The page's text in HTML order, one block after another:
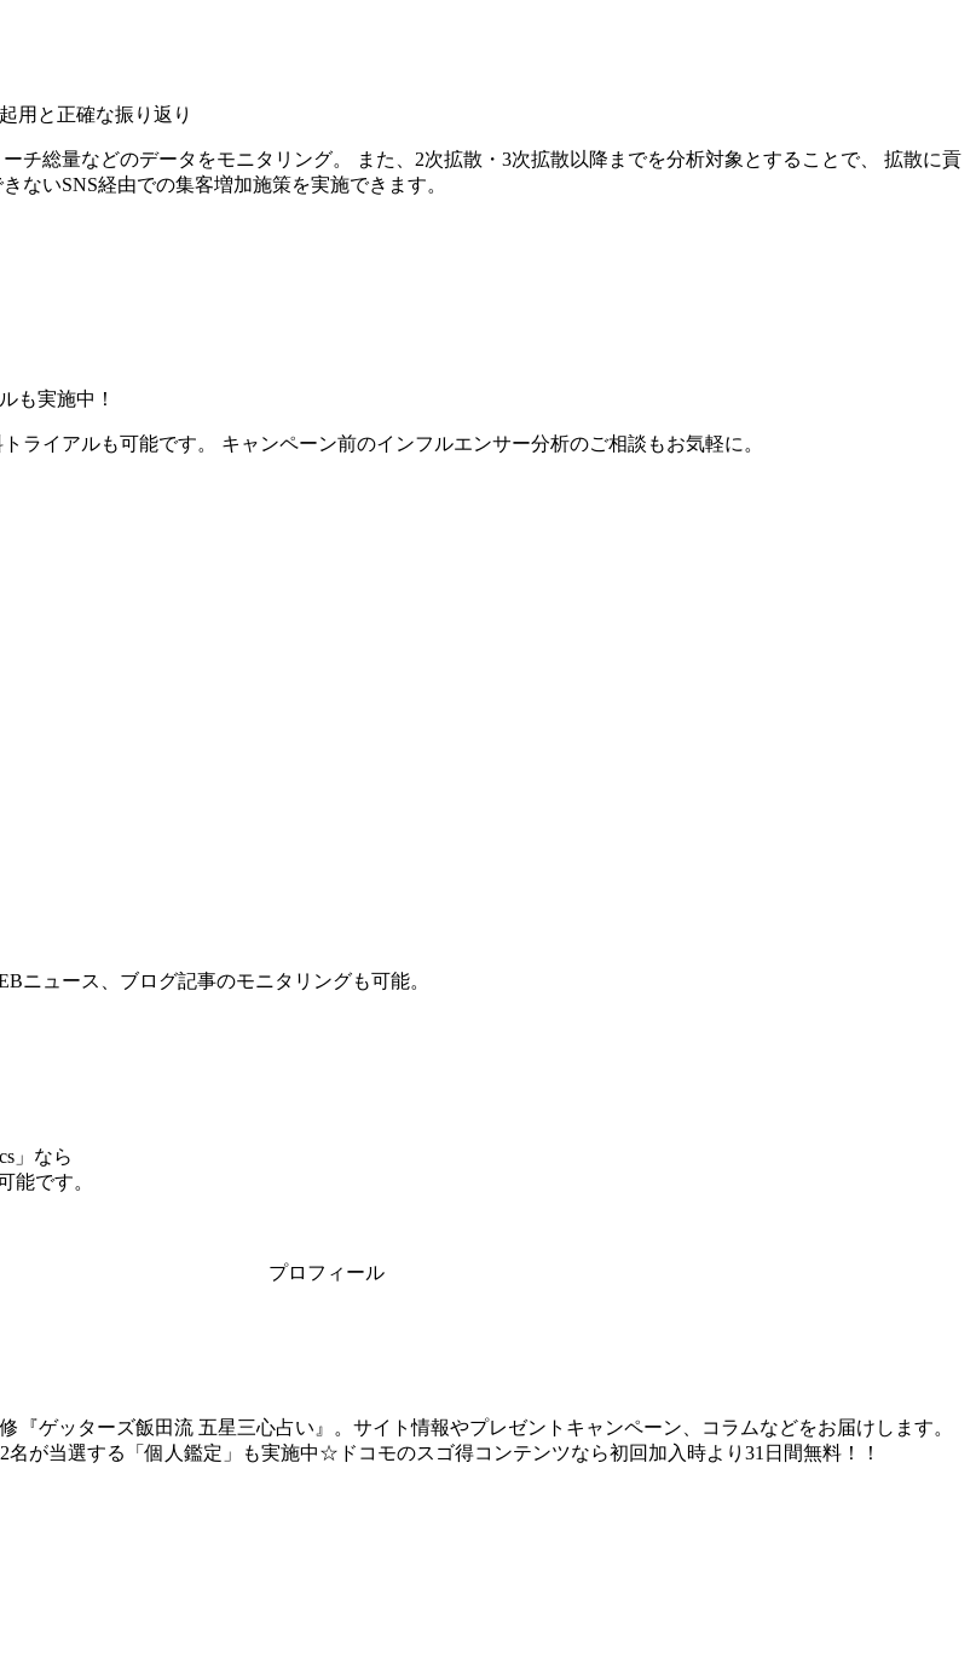
用と正確な振り返り
チ総量などのデータをモニタリング。 また、2次拡散・3次拡散以降までを分析対象とすることで、 拡散に貢
ないSNS経由での集客増加施策を実施できます。
も実施中！
イアルも可能です。 キャンペーン前のインフルエンサー分析のご相談もお気軽に。
ニュース、ブログ記事のモニタリングも可能。
」なら
能です。
プロフィール
『ゲッターズ飯田流 五星三心占い』。サイト情報やプレゼントキャンペーン、コラムなどをお届けします。
が当選する「個人鑑定」も実施中☆ドコモのスゴ得コンテンツなら初回加入時より31日間無料！！